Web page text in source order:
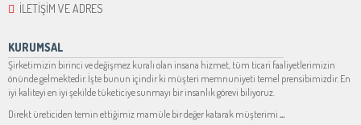
İLETİŞİM VE ADRES
KURUMSAL
Şirketimizin birinci ve değişmez kuralı olan insana hizmet, tüm ticari faaliyetlerimizin
önünde gelmektedir. İşte bunun içindir ki müşteri memnuniyeti temel prensibimizdir. En
iyi kaliteyi en iyi şekilde tüketiciye sunmayı bir insanlık görevi biliyoruz.
Direkt üreticiden temin ettiğimiz mamüle bir değer katarak müşterimi ...